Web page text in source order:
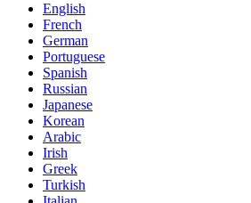
English
French
German
Portuguese
Spanish
Russian
Japanese
Korean
Arabic
Irish
Greek
Turkish